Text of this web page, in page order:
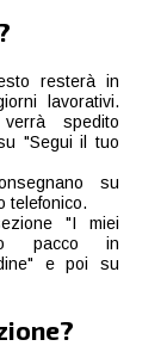
resterà in
lavorativi.
spedito
"Segui il tuo
su
telefonico.
"I miei
pacco in
e poi su